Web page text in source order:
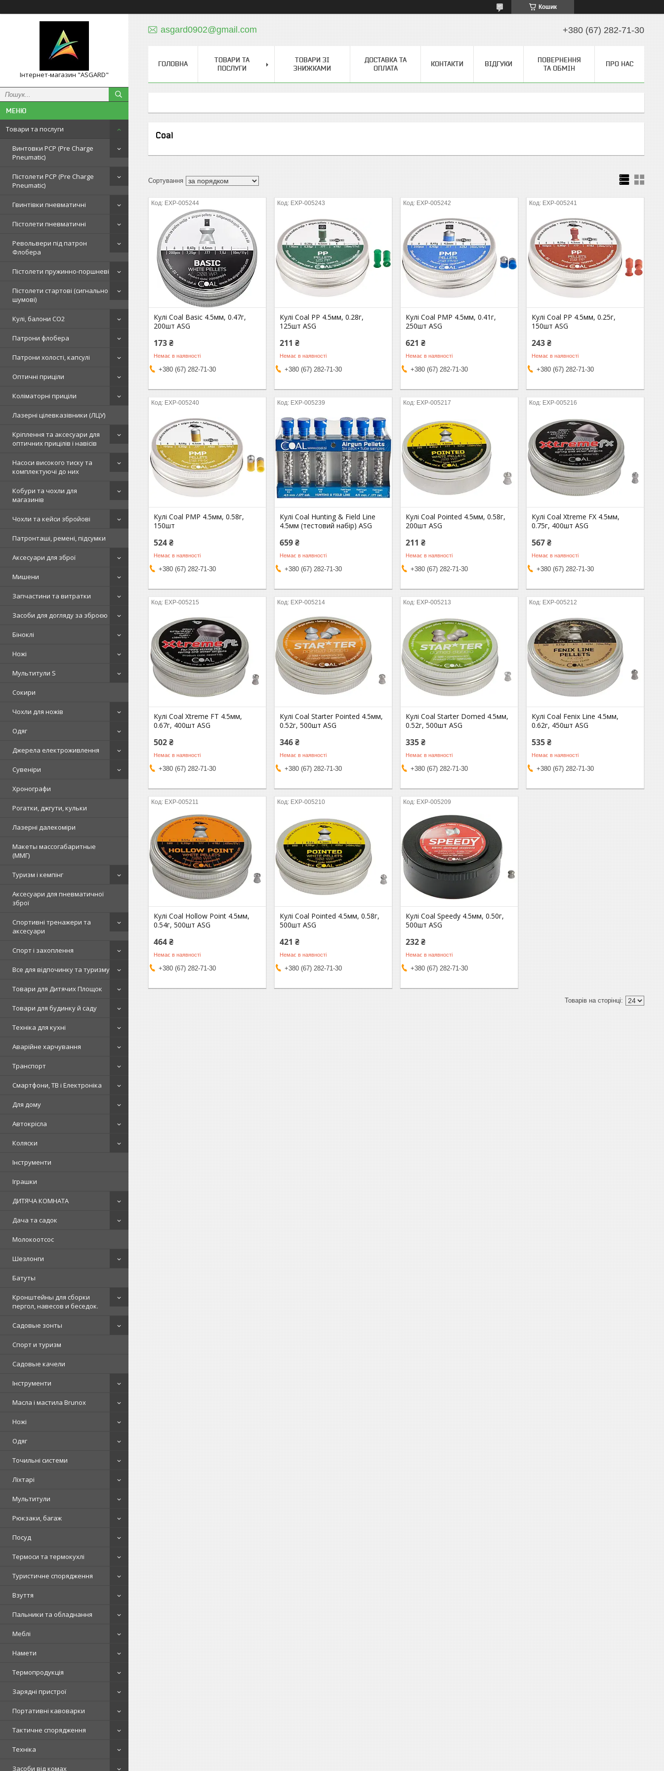
Кошик
Інтернет-магазин "ASGARD"
Товари та послуги
Винтовки PCP (Pre Charge
Pneumatic)
Пістолети PCP (Pre Charge
Pneumatic)
Гвинтівки пневматичні
Пістолети пневматичні
Револьвери під патрон
Флобера
Пістолети пружинно-поршневі
Пістолети стартові (сигнально
шумові)
Кулі, балони СО2
Патрони флобера
Патрони холості, капсулі
Оптичні приціли
Коліматорні приціли
Лазерні цілевказівники (ЛЦУ)
Кріплення та аксесуари для
оптичних прицілів і навісів
Насоси високого тиску та
комплектуючі до них
Кобури та чохли для
магазинів
Чохли та кейси збройові
Патронташі, ремені, підсумки
Аксесуари для зброї
Мишени
Запчастини та витратки
Засоби для догляду за зброєю
Біноклі
Ножі
Мультитули S
Сокири
Чохли для ножів
Одяг
Джерела електроживлення
Сувеніри
Хронографи
Рогатки, джгути, кульки
Лазерні далекоміри
Макеты массогабаритные
(ММГ)
Туризм і кемпінг
Аксесуари для пневматичної
зброї
Спортивні тренажери та
аксесуари
Спорт і захоплення
Все для відпочинку та туризму
Товари для Дитячих Площок
Товари для будинку й саду
Техніка для кухні
Аварійне харчування
Транспорт
Смартфони, ТВ і Електроніка
Для дому
Автокрісла
Коляски
Інструменти
Іграшки
ДИТЯЧА КОМНАТА
Дача та садок
Молокоотсос
Шезлонги
Батуты
Кронштейны для сборки
пергол, навесов и беседок.
Садовые зонты
Спорт и туризм
Садовые качели
Інструменти
Масла і мастила Brunox
Ножі
Одяг
Точильні системи
Ліхтарі
Мультитули
Рюкзаки, багаж
Посуд
Термоси та термокухлі
Туристичне спорядження
Взуття
Пальники та обладнання
Меблі
Намети
Термопродукція
Зарядні пристрої
Портативні кавоварки
Тактичне спорядження
Техніка
Засоби від комах
asgard0902@gmail.com +380 (67) 282-71-30
ГОЛОВНА
ТОВАРИ ТА
ПОСЛУГИ
ТОВАРИ ЗІ
ЗНИЖКАМИ
ДОСТАВКА ТА
ОПЛАТА
КОНТАКТИ ВІДГУКИ
ПОВЕРНЕННЯ
ТА ОБМІН
ПРО НАС
Coal
EXP-005244
Кулі Coal Basic 4.5мм, 0.47г,
200шт ASG
173 ₴
Немає в наявності
+380 (67) 282-71-30
EXP-005243
Кулі Coal PP 4.5мм, 0.28г,
125шт ASG
211 ₴
Немає в наявності
+380 (67) 282-71-30
EXP-005242
Кулі Coal PMP 4.5мм, 0.41г,
250шт ASG
621 ₴
Немає в наявності
+380 (67) 282-71-30
EXP-005241
Кулі Coal PP 4.5мм, 0.25г,
150шт ASG
243 ₴
Немає в наявності
+380 (67) 282-71-30
EXP-005240
Кулі Coal PMP 4.5мм, 0.58г,
150шт
524 ₴
Немає в наявності
+380 (67) 282-71-30
EXP-005239
Кулі Coal Hunting & Field Line
4.5мм (тестовий набір) ASG
659 ₴
Немає в наявності
+380 (67) 282-71-30
EXP-005217
Кулі Coal Pointed 4.5мм, 0.58г,
200шт ASG
211 ₴
Немає в наявності
+380 (67) 282-71-30
EXP-005216
Кулі Coal Xtreme FX 4.5мм,
0.75г, 400шт ASG
567 ₴
Немає в наявності
+380 (67) 282-71-30
EXP-005215
Кулі Coal Xtreme FT 4.5мм,
0.67г, 400шт ASG
502 ₴
Немає в наявності
+380 (67) 282-71-30
EXP-005214
Кулі Coal Starter Pointed 4.5мм,
0.52г, 500шт ASG
346 ₴
Немає в наявності
+380 (67) 282-71-30
EXP-005213
Кулі Coal Starter Domed 4.5мм,
0.52г, 500шт ASG
335 ₴
Немає в наявності
+380 (67) 282-71-30
EXP-005212
Кулі Coal Fenix Line 4.5мм,
0.62г, 450шт ASG
535 ₴
Немає в наявності
+380 (67) 282-71-30
EXP-005211
Кулі Coal Hollow Point 4.5мм,
0.54г, 500шт ASG
464 ₴
Немає в наявності
+380 (67) 282-71-30
EXP-005210
Кулі Coal Pointed 4.5мм, 0.58г,
500шт ASG
421 ₴
Немає в наявності
+380 (67) 282-71-30
EXP-005209
Кулі Coal Speedy 4.5мм, 0.50г,
500шт ASG
232 ₴
Немає в наявності
+380 (67) 282-71-30